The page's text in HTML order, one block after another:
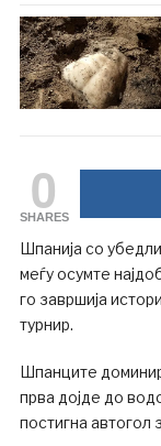
0
SHARES
Шпанија со
меѓу осумте
го завршија
турнир.
Шпанците
прва дојде до
постигна автогол